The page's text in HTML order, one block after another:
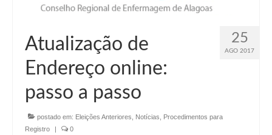
25
AGO 2017
Atualização de
Endereço online:
passo a passo
postado em: Eleições Anteriores Notícias
Procedimentos para
Registro
| 0